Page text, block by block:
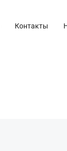
Контакты